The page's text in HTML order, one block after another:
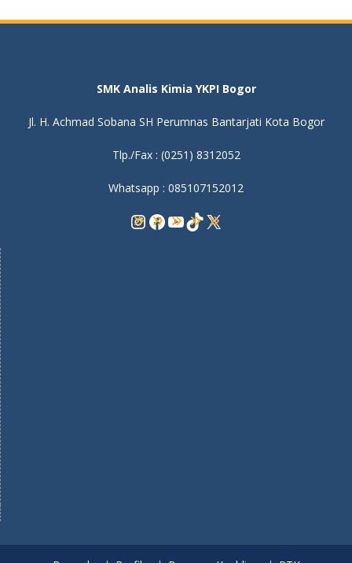
SMK Analis Kimia YKPI Bogor
Jl. H. Achmad Sobana SH Perumnas Bantarjati Kota Bogor
Tlp./Fax : (0251) 8312052
Whatsapp : 085107152012
Instagram
Facebook
YouTube
TikTok
X